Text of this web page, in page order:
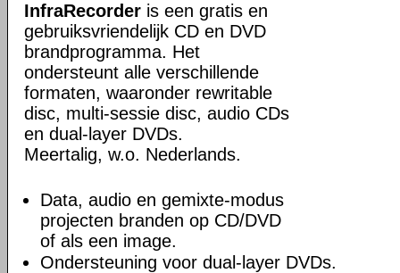
InfraRecorder is een gratis en
gebruiksvriendelijk CD en DVD
brandprogramma. Het
ondersteunt alle verschillende
formaten, waaronder rewritable
disc, multi-sessie disc, audio CDs
en dual-layer DVDs.
Meertalig, w.o. Nederlands.
Data, audio en gemixte-modus
projecten branden op CD/DVD
of als een image.
Ondersteuning voor dual-layer DVDs.